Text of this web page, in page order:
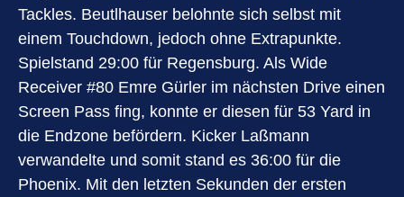
Tackles. Beutlhauser belohnte sich selbst mit
einem Touchdown, jedoch ohne Extrapunkte.
Spielstand 29:00 für Regensburg. Als Wide
Receiver #80 Emre Gürler im nächsten Drive einen
Screen Pass fing, konnte er diesen für 53 Yard in
die Endzone befördern. Kicker Laßmann
verwandelte und somit stand es 36:00 für die
Phoenix. Mit den letzten Sekunden der ersten